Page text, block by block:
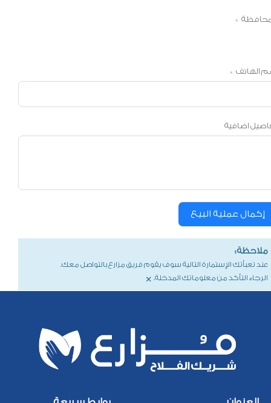
الهاتف
اضافية
إكمال عملية البيع
ملاحظة:
عند تعبأتك الإستمارة التالية سوف يقوم فريق مزارع بالتواصل معك.
الرجاء التأكد من معلوماتك المدخلة. ×